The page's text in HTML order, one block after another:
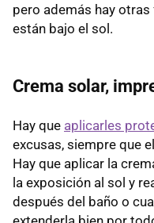
pero además hay
están bajo el sol.
Crema solar,
Hay que aplicarles
excusas, siempre que
Hay que aplicar la
la exposición al sol y
después del baño o